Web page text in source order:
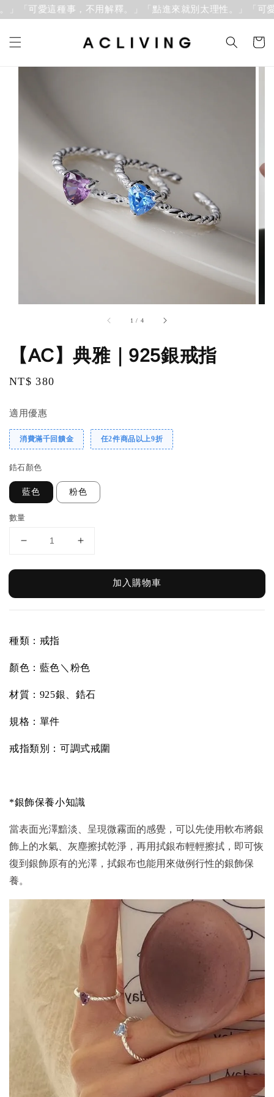
「可愛這種事，不用解釋。」 「點進來就別太理性。」「可
1 / 4
【AC】典雅｜925銀戒指
Regular
NT$ 380
適用優惠
消費滿千回饋金 任2件商品以上9折
鋯石顏色
藍色 粉色
數量
加入購物車
種類：戒指
顏色：藍色＼粉色
材質：925銀、鋯石
規格：單件
戒指類別：可調式戒圍
*銀飾保養小知識
當表面光澤黯淡、呈現微霧面的感覺，可以先使用軟布將銀
飾上的水氣、灰塵擦拭乾淨，再用拭銀布輕輕擦拭，即可恢
復到銀飾原有的光澤，拭銀布也能用來做例行性的銀飾保
養。